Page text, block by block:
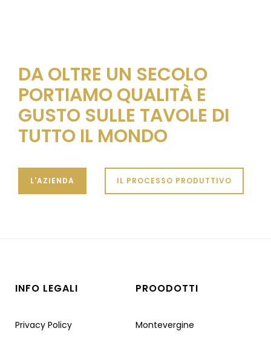
DA OLTRE UN SECOLO
PORTIAMO QUALITÀ E
GUSTO SULLE TAVOLE DI
TUTTO IL MONDO
L'AZIENDA IL PROCESSO PRODUTTIVO
PROODOTTI
Montevergine
INFO LEGALI
Privacy Policy